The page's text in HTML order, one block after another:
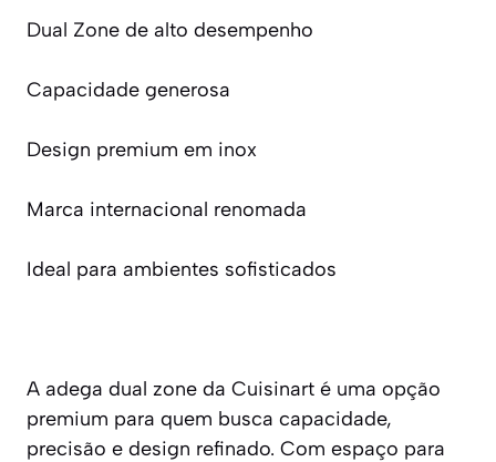
Dual Zone de alto desempenho
Capacidade generosa
Design premium em inox
Marca internacional renomada
Ideal para ambientes sofisticados
A adega dual zone da Cuisinart é uma opção
premium para quem busca capacidade,
precisão e design refinado. Com espaço para